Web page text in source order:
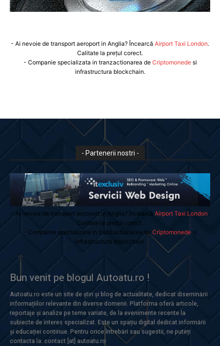
- Ai nevoie de transport aeroport in Anglia? Încearcă Airport Taxi London.
Calitate la prețul corect.
- Companie specializata in tranzactionarea de Criptomonedesi
infrastructura blockchain.
- Partenerii nostri -
- Ai nevoie de transport aeroport in Anglia? Încearcă Airport Taxi London
Calitate la prețul corect.
- Companie specializata in tranzactionarea de Criptomonedesi
infrastructura blockchain.
Bun venit pe blogul Autoatu.ro !
Autoatu.ro este un site de știri și blog de actualitate, dedicat diseminării
informațiilor relevante din diverse domenii. Platforma oferă articole,
reportaje și analize pe teme variate, de la evenimente recente la
subiecte de interes specializat. Este un spațiu digital dedicat informării
și educației continue. Pentru orice întrebări sau sugestii, ne puteți
contacta la: contact [at] autoatu.ro